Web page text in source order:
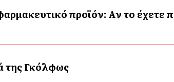
προϊόν: Αν το έχετε
της Γκόλφως